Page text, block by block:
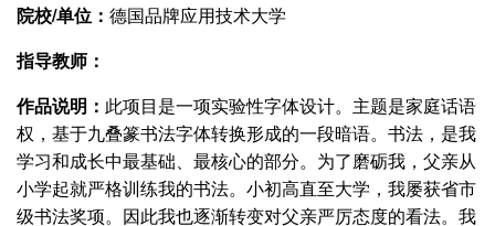
院校/单位： 德国品牌应用技术大学
指导教师：
作品说明： 此项目是一项实验性字体设计。主题是家庭话语
权，基于九叠篆书法字体转换形成的一段暗语。书法，是我
学习和成长中最基础、最核心的部分。为了磨砺我，父亲从
小学起就严格训练我的书法。小初高直至大学，我屡获省市
级书法奖项。因此我也逐渐转变对父亲严厉态度的看法。我